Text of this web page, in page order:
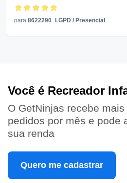
para 8622290_LGPD / Presencial
Você é Recreador
O GetNinjas recebe
pedidos por mês e pode
sua renda
Quero me cadastrar